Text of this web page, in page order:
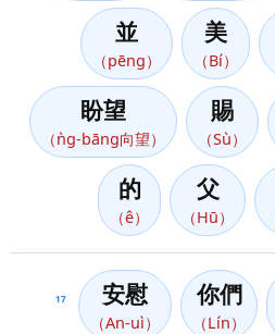
並
（pēng）
美
（Bí）
盼望
（ǹg-bāng向望）
賜
（Sù）
的
（ê）
父
（Hū）
17 安慰
（An-uì）
你們
（Lín）